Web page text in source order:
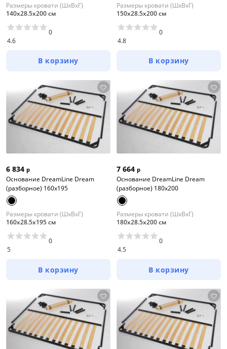
Размеры кровати (ШхВхГ)
140х28.5х200 см
4.6
0
В корзину
Размеры кровати (ШхВхГ)
150х28.5х200 см
4.8
0
В корзину
6 834 р
Основание DreamLine Dream
(разборное) 160x195
Размеры кровати (ШхВхГ)
160х28.5х195 см
5
0
В корзину
7 664 р
Основание DreamLine Dream
(разборное) 180x200
Размеры кровати (ШхВхГ)
180х28.5х200 см
4.5
0
В корзину